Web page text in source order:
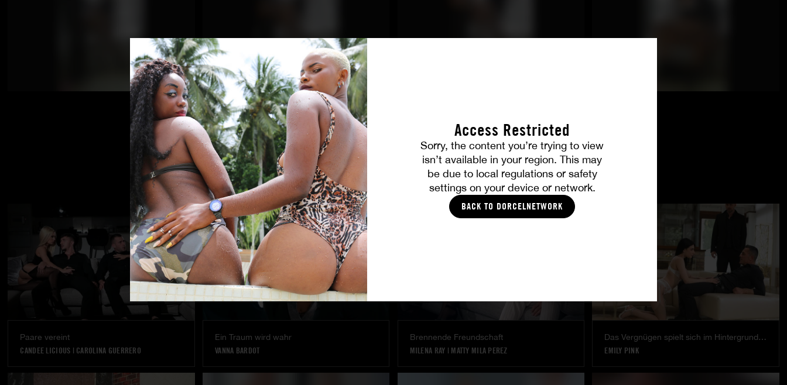
Access Restricted
Sorry, the content you’re trying to view
isn’t available in your region. This may
be due to local regulations or safety
settings on your device or network.
BACK TO DORCELNETWORK
DIES SOLLTE IHNEN GEFALLEN
Paare vereint
CANDEE LICIOUS | CAROLINA GUERRERO
Ein Traum wird wahr
VANNA BARDOT
Brennende Freundschaft
MILENA RAY | MATTY MILA PEREZ
Das Vergnügen spielt sich im Hintergrund ab.
EMILY PINK